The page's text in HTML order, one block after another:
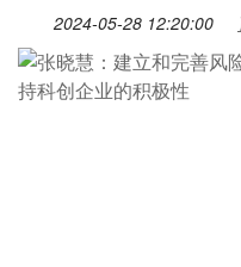
2024-05-28 12:20:00